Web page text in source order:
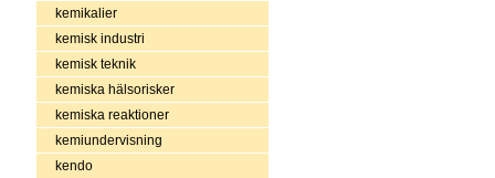
kemikalier
kemisk industri
kemisk teknik
kemiska hälsorisker
kemiska reaktioner
kemiundervisning
kendo